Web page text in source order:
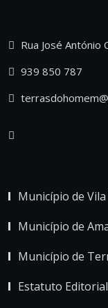
Rua José António
939 850 787
Município de
Município de
Município de
Estatuto Editorial